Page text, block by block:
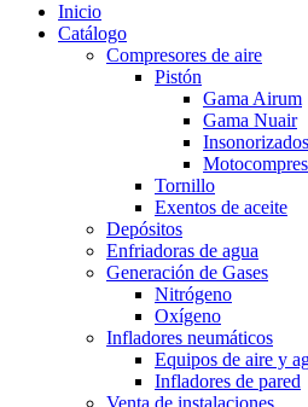
Inicio
Catálogo
Compresores de aire
Pistón
Gama Airum
Gama Nuair
Insonorizados
Tornillo
Exentos de aceite
Depósitos
Enfriadoras de agua
Generación de Gases
Nitrógeno
Oxígeno
Infladores neumáticos
Equipos de aire y
Infladores de pared